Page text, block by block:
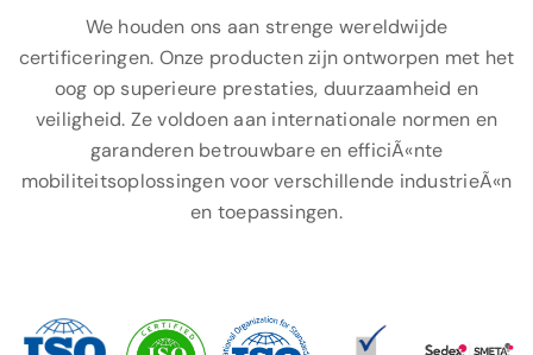
We houden ons aan strenge wereldwijde
certificeringen. Onze producten zijn ontworpen met het
oog op superieure prestaties, duurzaamheid en
veiligheid. Ze voldoen aan internationale normen en
garanderen betrouwbare en efficiÃ«nte
mobiliteitsoplossingen voor verschillende industrieÃ«n
en toepassingen.